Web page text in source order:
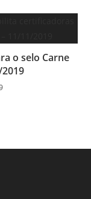
o selo Carne